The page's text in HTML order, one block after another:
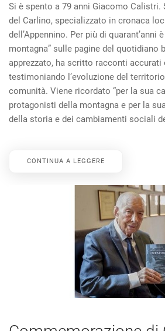
Si è spento a 79 anni Giacomo
del Carlino, specializzato in cronaca
dell’Appennino. Per più di quarant’anni
montagna” sulle pagine del quotidiano
apprezzato, ha scritto racconti accurati
testimoniando l’evoluzione del
comunità. Viene ricordato “per la sua
protagonisti della montagna e per la
della storia e dei cambiamenti sociali
CONTINUA A LEGGERE